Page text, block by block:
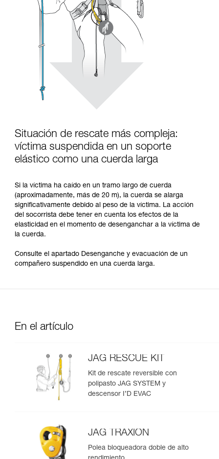
Situación de rescate más compleja:
víctima suspendida en un soporte
elástico como una cuerda larga
Si la víctima ha caído en un tramo largo de cuerda
(aproximadamente, más de 20 m), la cuerda se alarga
significativamente debido al peso de la víctima. La acción
del socorrista debe tener en cuenta los efectos de la
elasticidad en el momento de desenganchar a la víctima de
la cuerda.
Consulte el apartado Desenganche y evacuación de un
compañero suspendido en una cuerda larga.
En el artículo
JAG RESCUE KIT
Kit de rescate reversible con
polipasto JAG SYSTEM y
descensor I’D EVAC
JAG TRAXION
Polea bloqueadora doble de alto